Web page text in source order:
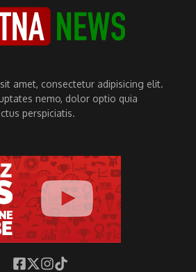
amet, consectetur adipisicing elit.
nemo, dolor optio quia
perspiciatis.